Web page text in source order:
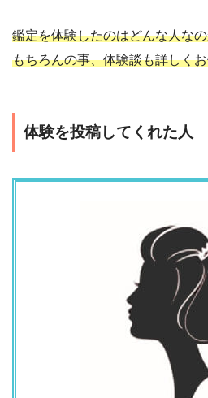
鑑定を体験したのはどんな人な
もちろんの事、体験談も詳しく
体験を投稿してくれた人